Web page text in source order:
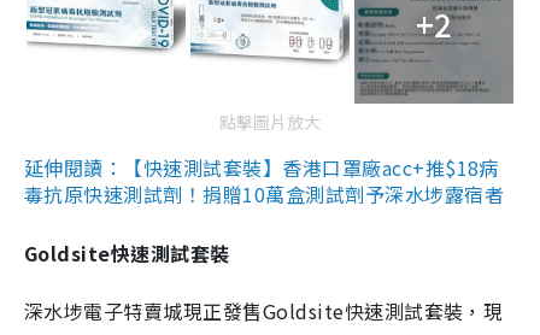
+2
點擊圖片放大
延伸閱讀：【快速測試套裝】香港口罩廠acc+推$18病
毒抗原快速測試劑！捐贈10萬盒測試劑予深水埗露宿者
Goldsite快速測試套裝
深水埗電子特賣城現正發售Goldsite快速測試套裝，現